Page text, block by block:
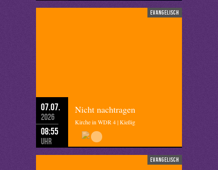
evangelisch
07.07.
2026
08:55
Uhr
Nicht nachtragen
Kirche in WDR 4 | Kießig
evangelisch